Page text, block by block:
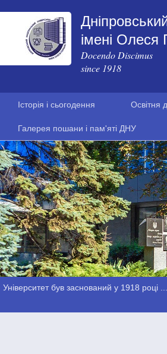
імені Олеся
Docendo Discimus
since 1918
Історія і сьогодення Освітня
Галерея пошани і пам'яті ДНУ
Університет був заснований у 1918 році ...